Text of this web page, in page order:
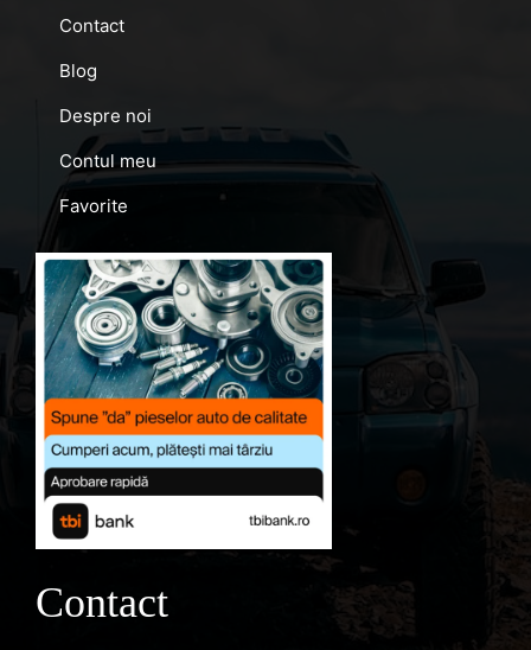
Contact
Blog
Despre noi
Contul meu
Favorite
Contact